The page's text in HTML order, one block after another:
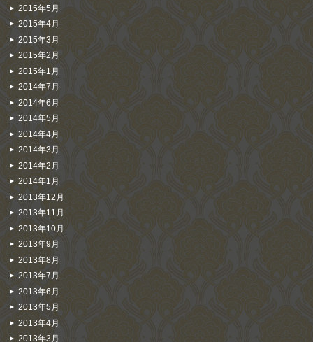
2015年5月
2015年4月
2015年3月
2015年2月
2015年1月
2014年7月
2014年6月
2014年5月
2014年4月
2014年3月
2014年2月
2014年1月
2013年12月
2013年11月
2013年10月
2013年9月
2013年8月
2013年7月
2013年6月
2013年5月
2013年4月
2013年3月